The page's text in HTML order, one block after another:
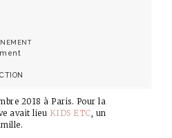
2018 à Paris. Pour la
avait lieu KIDS ETC , un